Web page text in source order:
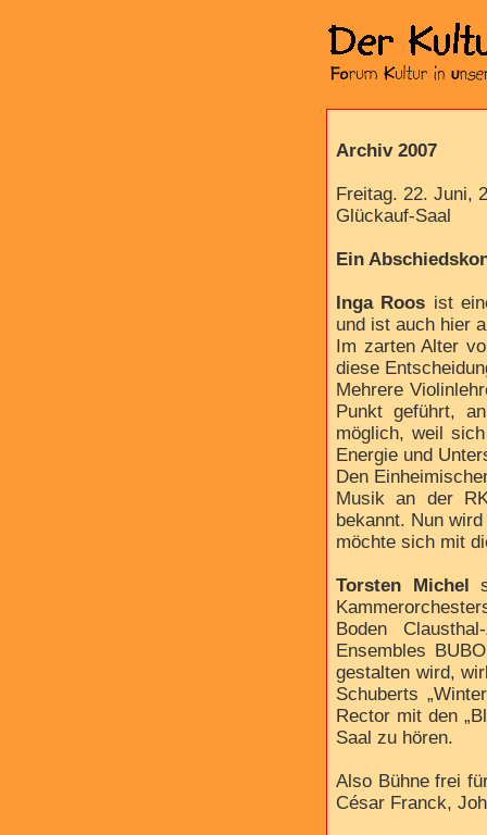
Archiv 2007
Freitag. 22. Juni,
Glückauf-Saal
Ein
Inga Roos ist
und ist auch hier
Im zarten Alter
diese
Mehrere
Punkt geführt,
möglich, weil
Energie und
Den
Musik an der
bekannt. Nun
möchte sich mit
Torsten Michel
Boden
Ensembles
gestalten wird,
Schuberts
Rector mit den
Saal zu hören.
Also Bühne frei
César Franck,